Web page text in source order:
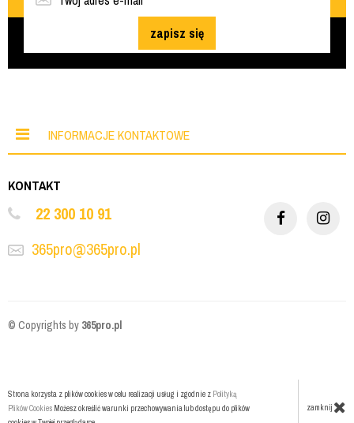
zapisz się
INFORMACJE KONTAKTOWE
KONTAKT
22 300 10 91
365pro@365pro.pl
© Copyrights by 365pro.pl
Strona korzysta z plików cookies w celu realizacji usług i zgodnie z Polityką
Plików Cookies Możesz określić warunki przechowywania lub dostępu do plików
zamknij